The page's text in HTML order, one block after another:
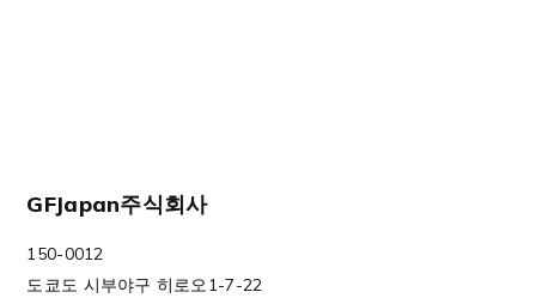
GFJapan주식회사
150-0012
도쿄도 시부야구 히로오1-7-22